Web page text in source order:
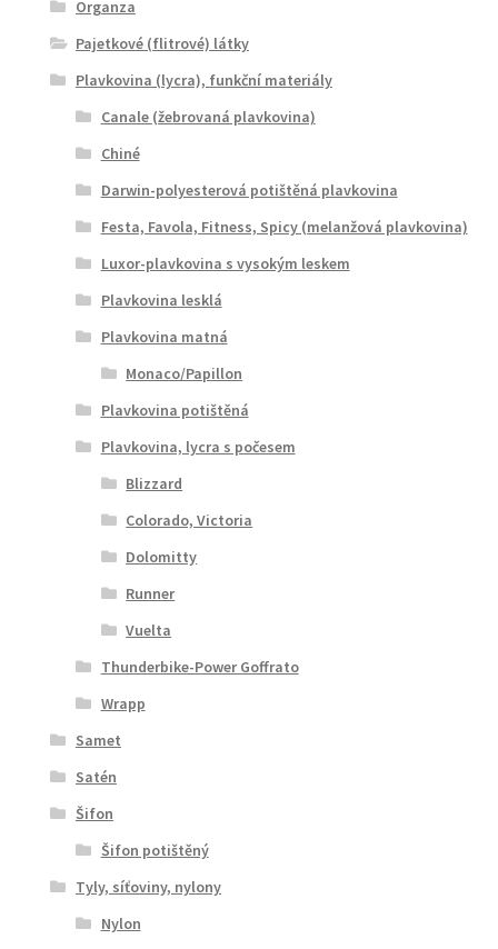
Organza
Pajetkové (flitrové) látky
Plavkovina (lycra), funkční materiály
Canale (žebrovaná plavkovina)
Chiné
Darwin-polyesterová potištěná plavkovina
Festa, Favola, Fitness, Spicy (melanžová plavkovina)
Luxor-plavkovina s vysokým leskem
Plavkovina lesklá
Plavkovina matná
Monaco/Papillon
Plavkovina potištěná
Plavkovina, lycra s počesem
Blizzard
Colorado, Victoria
Dolomitty
Runner
Vuelta
Thunderbike-Power Goffrato
Wrapp
Samet
Satén
Šifon
Šifon potištěný
Tyly, síťoviny, nylony
Nylon